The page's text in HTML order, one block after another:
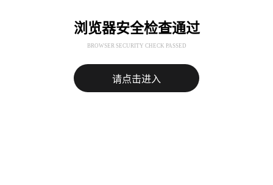
浏览器安全检查通过
BROWSER SECURITY CHECK PASSED
请点击进入